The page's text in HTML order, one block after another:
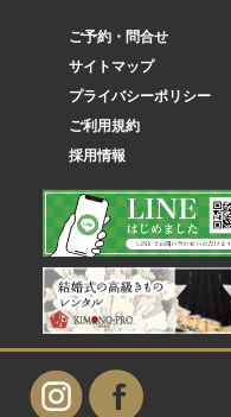
ご予約・問合せ
サイトマップ
プライバシーポリシー
ご利用規約
採用情報